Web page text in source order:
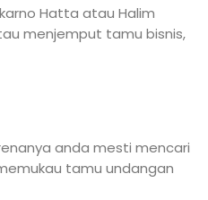
Hatta atau Halim
menjemput tamu bisnis,
anda mesti mencari
tamu undangan